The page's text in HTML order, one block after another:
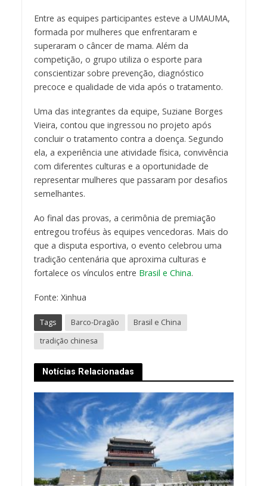
Entre as equipes participantes esteve a UMAUMA,
formada por mulheres que enfrentaram e
superaram o câncer de mama. Além da
competição, o grupo utiliza o esporte para
conscientizar sobre prevenção, diagnóstico
precoce e qualidade de vida após o tratamento.
Uma das integrantes da equipe, Suziane Borges
Vieira, contou que ingressou no projeto após
concluir o tratamento contra a doença. Segundo
ela, a experiência une atividade física, convivência
com diferentes culturas e a oportunidade de
representar mulheres que passaram por desafios
semelhantes.
Ao final das provas, a cerimônia de premiação
entregou troféus às equipes vencedoras. Mais do
que a disputa esportiva, o evento celebrou uma
tradição centenária que aproxima culturas e
fortalece os vínculos entre Brasil e China.
Fonte: Xinhua
Tags Barco-Dragão
Brasil e China
tradição chinesa
Notícias Relacionadas